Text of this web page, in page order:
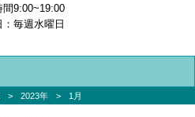
間9:00~19:00
：毎週水曜日
> 2023年 > 1月